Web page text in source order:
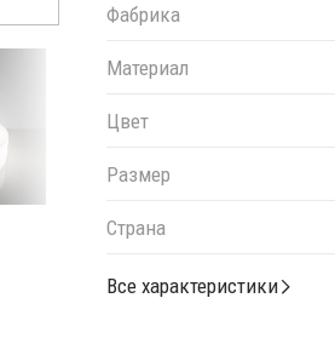
Фабрика
Материал
Цвет
Размер
Страна
Все характеристики